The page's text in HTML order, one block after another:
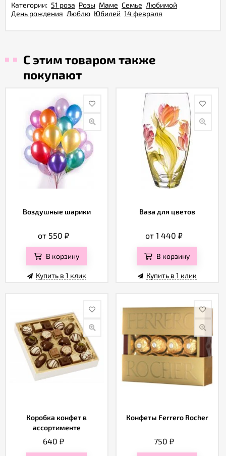
Категории: 51 роза Розы Маме Семье Любимой
День рождения Люблю Юбилей 14 февраля
С этим товаром также
покупают
Воздушные шарики
от 550₽
В корзину
Купить в 1 клик
Ваза для цветов
от 1 440₽
В корзину
Купить в 1 клик
Коробка конфет в
ассортименте
640₽
Конфеты Ferrero Rocher
750₽